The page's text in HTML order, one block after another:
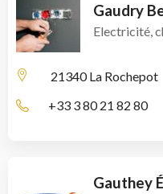
Gaudry
Electricité,
21340 La Rochepot
+33 3 80 21 82 80
Gauthey